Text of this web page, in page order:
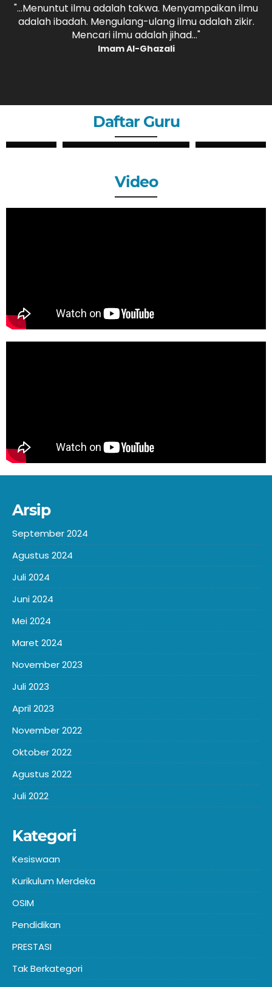
"...Menuntut ilmu adalah takwa. Menyampaikan ilmu
adalah ibadah. Mengulang-ulang ilmu adalah zikir.
Mencari ilmu adalah jihad..."
Imam Al-Ghazali
Daftar Guru
ZHERY OKTANDI, S.Pd ANDRI MAULANA, S.Pd
Video
Arsip
September 2024
Agustus 2024
Juli 2024
Juni 2024
Mei 2024
Maret 2024
November 2023
Juli 2023
April 2023
November 2022
Oktober 2022
Agustus 2022
Juli 2022
Kategori
Kesiswaan
Kurikulum Merdeka
OSIM
Pendidikan
PRESTASI
Tak Berkategori